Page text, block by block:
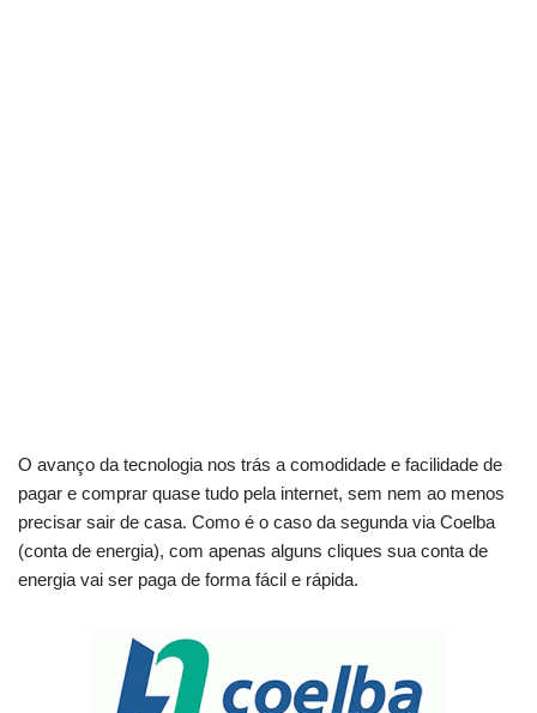
O avanço da tecnologia nos trás a comodidade e facilidade de
pagar e comprar quase tudo pela internet, sem nem ao menos
precisar sair de casa. Como é o caso da segunda via Coelba
(conta de energia), com apenas alguns cliques sua conta de
energia vai ser paga de forma fácil e rápida.